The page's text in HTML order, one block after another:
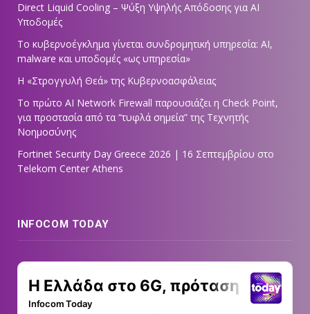
Direct Liquid Cooling – Ψύξη Υψηλής Απόδοσης για AI
Υποδομές
Το κυβερνοέγκλημα γίνεται συνδρομητική υπηρεσία: AI,
malware και υποδομές «ως υπηρεσία»
Η «Στρογγυλή Θεά» της Κυβερνοασφάλειας
Tο πρώτο AI Network Firewall παρουσιάζει η Check Point,
για προστασία από τα “τυφλά σημεία” της Τεχνητής
Νοημοσύνης
Fortinet Security Day Greece 2026 | 16 Σεπτεμβρίου στο
Telekom Center Athens
INFOCOM TODAY